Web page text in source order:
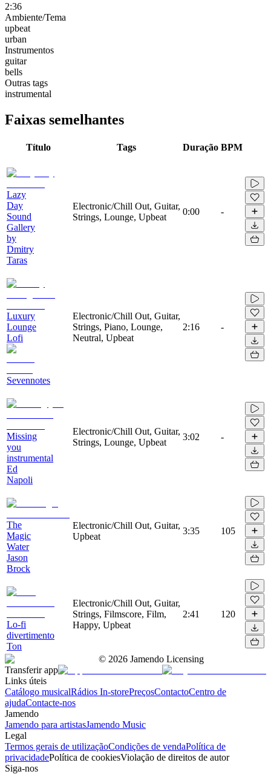
2:36
Ambiente/Tema
upbeat
urban
Instrumentos
guitar
bells
Outras tags
instrumental
Faixas semelhantes
Título Tags Duração BPM
Lazy
Day
Sound
Gallery
by
Dmitry
Taras
Electronic/Chill Out, Guitar,
Strings, Lounge, Upbeat
0:00 -
Luxury
Lounge
Lofi
Sevennotes
Electronic/Chill Out, Guitar,
Strings, Piano, Lounge,
Neutral, Upbeat
2:16 -
Missing
you
instrumental
Ed
Napoli
Electronic/Chill Out, Guitar,
Strings, Lounge, Upbeat
3:02 -
The
Magic
Water
Jason
Brock
Electronic/Chill Out, Guitar,
Upbeat
3:35 105
Lo-fi
divertimento
Ton
Electronic/Chill Out, Guitar,
Strings, Filmscore, Film,
Happy, Upbeat
2:41 120
© 2026 Jamendo Licensing
Transferir app
Links úteis
Catálogo musicalRádios In-storePreçosContactoCentro de
ajudaContacte-nos
Jamendo
Jamendo para artistasJamendo Music
Legal
Termos gerais de utilizaçãoCondições de vendaPolítica de
privacidadePolítica de cookiesViolação de direitos de autor
Siga-nos